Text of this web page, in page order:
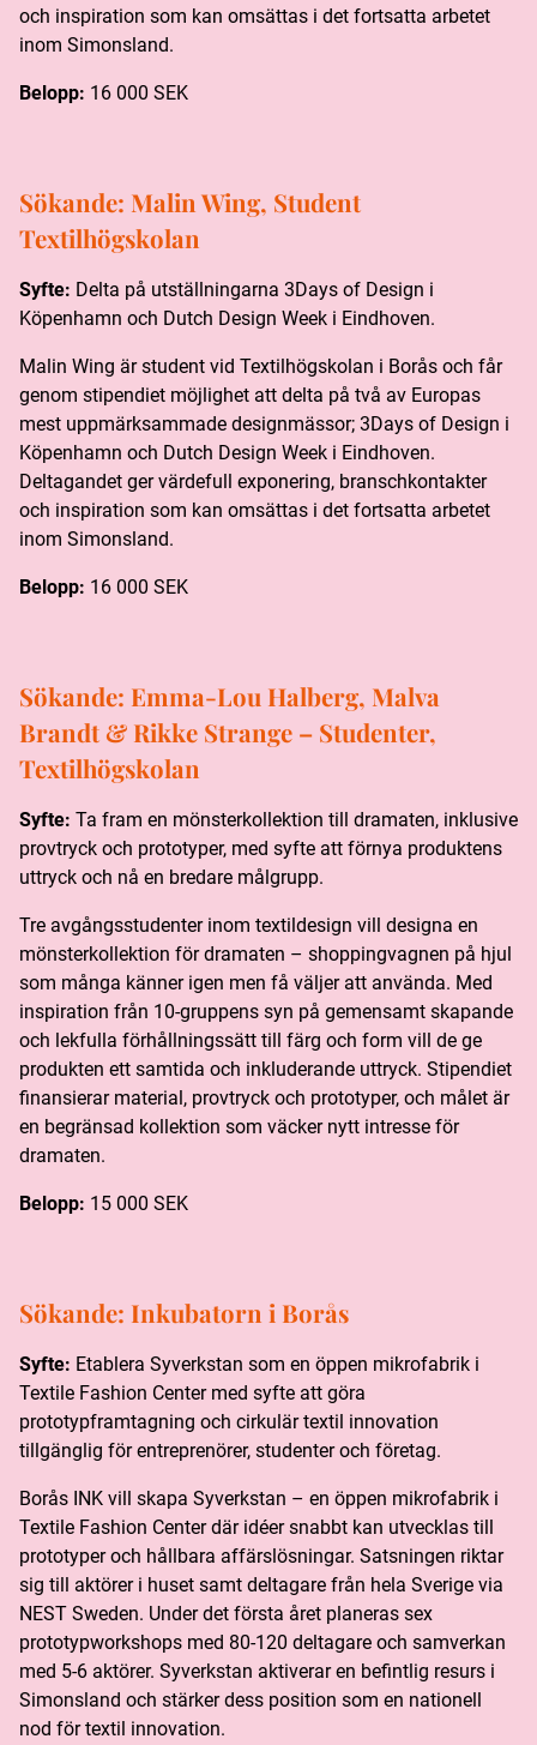
och inspiration som kan omsättas i det fortsatta arbetet
inom Simonsland.
Belopp: 16 000 SEK
Sökande: Malin Wing, Student
Textilhögskolan
Syfte: Delta på utställningarna 3Days of Design i
Köpenhamn och Dutch Design Week i Eindhoven.
Malin Wing är student vid Textilhögskolan i Borås och får
genom stipendiet möjlighet att delta på två av Europas
mest uppmärksammade designmässor; 3Days of Design i
Köpenhamn och Dutch Design Week i Eindhoven.
Deltagandet ger värdefull exponering, branschkontakter
och inspiration som kan omsättas i det fortsatta arbetet
inom Simonsland.
Belopp: 16 000 SEK
Sökande: Emma-Lou Halberg, Malva
Brandt & Rikke Strange – Studenter,
Textilhögskolan
Syfte: Ta fram en mönsterkollektion till dramaten, inklusive
provtryck och prototyper, med syfte att förnya produktens
uttryck och nå en bredare målgrupp.
Tre avgångsstudenter inom textildesign vill designa en
mönsterkollektion för dramaten – shoppingvagnen på hjul
som många känner igen men få väljer att använda. Med
inspiration från 10-gruppens syn på gemensamt skapande
och lekfulla förhållningssätt till färg och form vill de ge
produkten ett samtida och inkluderande uttryck. Stipendiet
finansierar material, provtryck och prototyper, och målet är
en begränsad kollektion som väcker nytt intresse för
dramaten.
Belopp: 15 000 SEK
Sökande: Inkubatorn i Borås
Syfte: Etablera Syverkstan som en öppen mikrofabrik i
Textile Fashion Center med syfte att göra
prototypframtagning och cirkulär textil innovation
tillgänglig för entreprenörer, studenter och företag.
Borås INK vill skapa Syverkstan – en öppen mikrofabrik i
Textile Fashion Center där idéer snabbt kan utvecklas till
prototyper och hållbara affärslösningar. Satsningen riktar
sig till aktörer i huset samt deltagare från hela Sverige via
NEST Sweden. Under det första året planeras sex
prototypworkshops med 80-120 deltagare och samverkan
med 5-6 aktörer. Syverkstan aktiverar en befintlig resurs i
Simonsland och stärker dess position som en nationell
nod för textil innovation.